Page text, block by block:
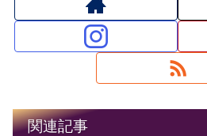
関連記事